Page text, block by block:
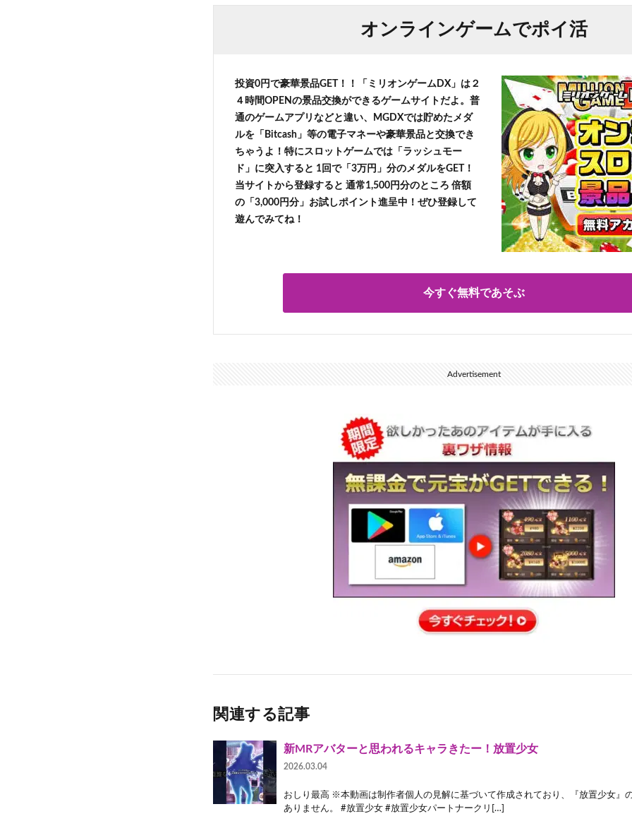
オンラインゲームでポイ活
投資0円で豪華景品GET！！「ミリオンゲームDX」は２
４時間OPENの景品交換ができるゲームサイトだよ。普
通のゲームアプリなどと違い、MGDXでは貯めたメダ
ルを「Bitcash」等の電子マネーや豪華景品と交換でき
ちゃうよ！特にスロットゲームでは「ラッシュモー
ド」に突入すると 1回で「3万円」分のメダルをGET！
当サイトから登録すると 通常1,500円分のところ 倍額
の「3,000円分」お試しポイント進呈中！ぜひ登録して
遊んでみてね！
今すぐ無料であそぶ
Advertisement
関連する記事
新MRアバターと思われるキャラきたー！放置少女
2026.03.04
おしり最高 ※本動画は制作者個人の見解に基づいて作成されており、『放置少女』
ありません。 #放置少女 #放置少女パートナークリ[…]